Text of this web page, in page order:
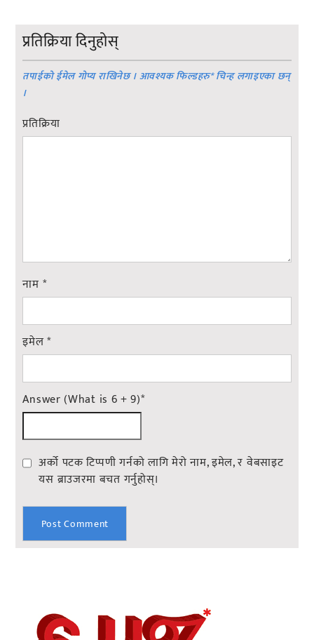
प्रतिक्रिया दिनुहोस्
तपाईको ईमेल गोप्य राखिनेछ । आवश्यक फिल्डहरु*चिन्ह लगाइएका छन्
।
प्रतिक्रिया
नाम *
इमेल*
Answer (What is 6 + 9)*
अर्को पटक टिप्पणी गर्नको लागि मेरो नाम, इमेल, र वेबसाइट
यस ब्राउजरमा बचत गर्नुहोस्।